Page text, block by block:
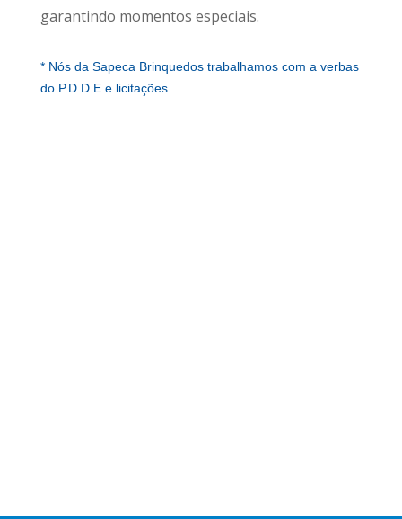
garantindo momentos especiais.
* Nós da Sapeca Brinquedos trabalhamos com a verbas
do P.D.D.E e licitações.